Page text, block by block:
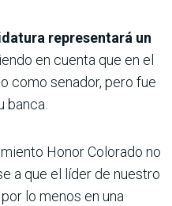
representará un
en cuenta que en el
como senador, pero fue
banca.
Honor Colorado no
a que el líder de nuestro
lo menos en una